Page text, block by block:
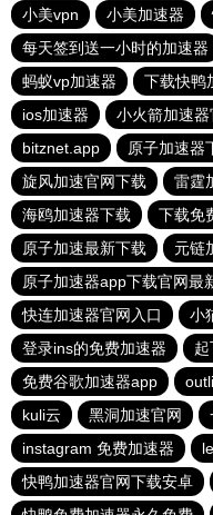
小美vpn
小美加速器
每天签到送一小时的加速器
蚂蚁vp加速器
下载快鸭
ios加速器
小火箭加速器
bitznet.app
原子加速器
旋风加速官网下载
雷霆
海鸥加速器下载
下载免
原子加速最新下载
元链
原子加速器app下载官网最
快连加速器官网入口
小
登录ins的免费加速器
免费谷歌加速器app
kuli云
黑洞加速官网
instagram 免费加速器
快鸭加速器官网下载安卓